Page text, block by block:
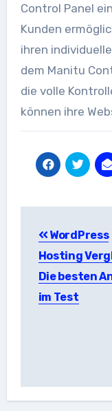
Control Panel
Kunden
ihren
dem Manitu
die volle
können ihre
WordPress
Hosting
Die besten
im Test